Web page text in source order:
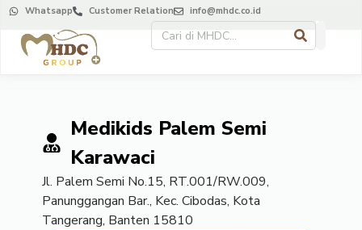
Whatsapp Customer Relation info@mhdc.co.id
Medikids Palem Semi
Karawaci
Jl. Palem Semi No.15, RT.001/RW.009,
Panunggangan Bar., Kec. Cibodas, Kota
Tangerang, Banten 15810